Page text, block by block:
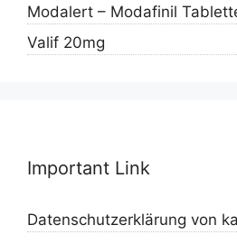
Modalert – Modafinil
Valif 20mg
Important Link
Datenschutzerklärung von